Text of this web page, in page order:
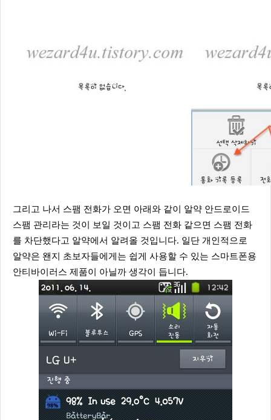
그리고 나서 스팸 전화가 오면 아래와 같이 알약 안드로이드
스팸 관리라는 것이 보일 것이고 스팸 전화 같으면 스팸 전화
를 차단했다고 알약에서 알려올 것입니다. 일단 개인적으로
알약은 왠지 초보자들에게는 쉽게 사용할 수 있는 스마트폰용
안티바이러스 제품이 아닐까 생각이 듭니다.